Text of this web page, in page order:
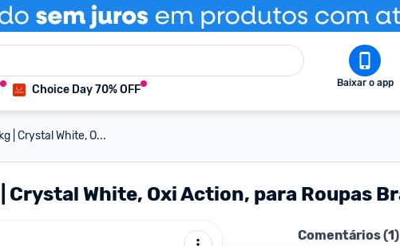
Choice Day 70% OFF Baixar o app
| Crystal White, O...
Crystal White, Oxi Action, para Roupas
Comentários (1)